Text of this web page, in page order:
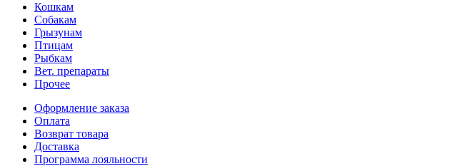
Кошкам
Собакам
Грызунам
Птицам
Рыбкам
Вет. препараты
Прочее
Оформление заказа
Оплата
Возврат товара
Доставка
Программа лояльности